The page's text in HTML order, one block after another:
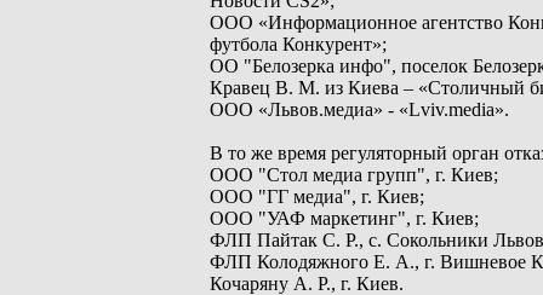
ООО «Информационное агентство
футбола Конкурент»;
ОО "Белозерка инфо", поселок
Кравец В. М. из Киева – «Столичный
ООО «Львов.медиа» - «Lviv.media».
В то же время регуляторный орган
ООО "Стол медиа групп", г. Киев;
ООО "ГГ медиа", г. Киев;
ООО "УАФ маркетинг", г. Киев;
ФЛП Пайтак С. Р., с. Сокольники
ФЛП Колодяжного Е. А., г. Вишневое
Кочаряну А. Р., г. Киев.